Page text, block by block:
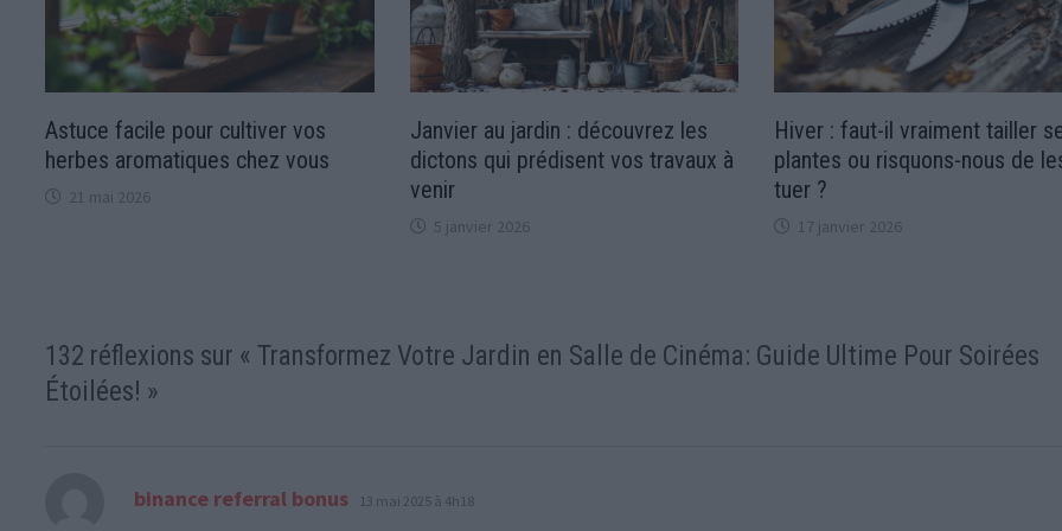
Astuce facile pour cultiver vos
herbes aromatiques chez vous
21 mai 2026
Janvier au jardin : découvrez les
dictons qui prédisent vos travaux à
venir
5 janvier 2026
Hiver : faut-il vraiment tailler
plantes ou risquons-nous de
tuer ?
17 janvier 2026
132 réflexions sur «Transformez Votre Jardin en Salle de Cinéma: Guide Ultime Pour Soirées
Étoilées! »
binance referral bonus dit :
13 mai 2025 à 4h18